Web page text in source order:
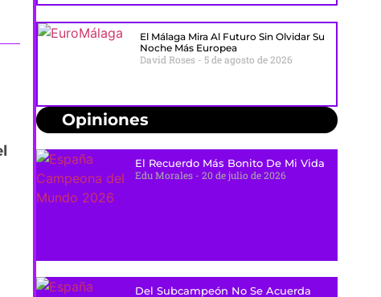
El Málaga Mira Al Futuro Sin Olvidar Su
Noche Más Europea
David Roses 5 de agosto de 2026
Opiniones
El Recuerdo Más Bonito De Mi Vida
Edu Morales
20 de julio de 2026
Del Subcampeón No Se Acuerda